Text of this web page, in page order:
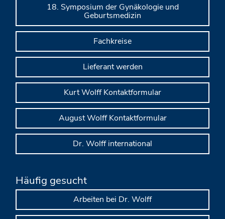
18. Symposium der Gynäkologie und
Geburtsmedizin
Fachkreise
Lieferant werden
Kurt Wolff Kontaktformular
August Wolff Kontaktformular
Dr. Wolff international
Häufig gesucht
Arbeiten bei Dr. Wolff